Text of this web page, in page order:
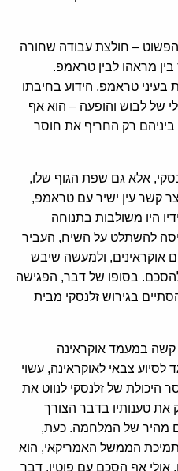
הפשוט – חולצת עבודה שחורה
בין מראהו לבין טראמפ.
בעיני טראמפ, הידוע בחיבתו
של לבוש והופעה – הוא אף
ביניהם רק החריף את חוסר
אלא גם שפת הגוף שלו,
קשר עין ישיר עם טראמפ,
היו משולבות בתנוחה
להשתלט על השיח, העביר
אוקראינים, ולמעשה שיבש
בסופו של דבר, הפגישה
בגירוש זלנסקי מבית
קשה במעמד אוקראינה
לסיוע צבאי לאוקראינה, עשוי
של זלנסקי לנווט את
את טענותיו בדבר הצורך
מהיר של המלחמה. כעת,
הממשל האמריקאי, הוא
אולי אף הסכם עם פוטין, דבר